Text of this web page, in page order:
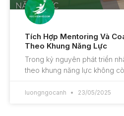
Tích Hợp Mentoring Và
Theo Khung Năng Lực
Trong kỷ nguyên phát triển
theo khung năng lực không
luongngocanh 23/05/2025